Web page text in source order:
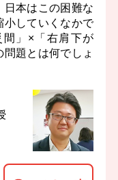
日本はこの困難な
小していくなかで
」×「右肩下が
題とは何でしょ